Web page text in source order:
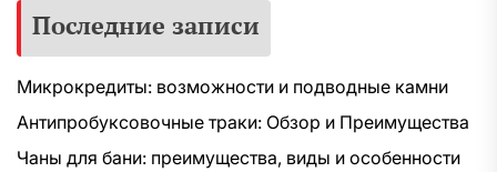
Последние записи
Микрокредиты: возможности и подводные камни
Антипробуксовочные траки: Обзор и Преимущества
Чаны для бани: преимущества, виды и особенности